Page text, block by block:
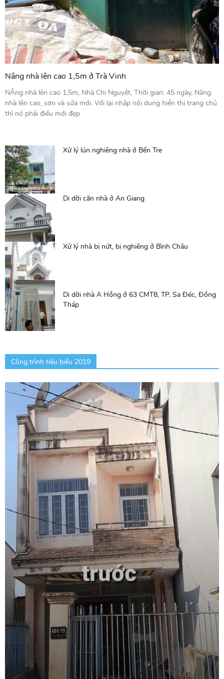
Nâng nhà lên cao 1,5m ở Trà Vinh
NÂng nhà lên cao 1,5m, Nhà Chị Nguyệt, Thời gian: 45 ngày, Nâng
nhà lên cao, sơn và sửa mới. Với lại nhập nội dung hiển thị trang chủ
thì nó phải điều mới đẹp
Xử lý lún nghiêng nhà ở Bến Tre
Di dời căn nhà ở An Giang
Xử lý nhà bị nứt, bị nghiêng ở Bình Châu
Di dời nhà A Hồng ở 63 CMT8, TP. Sa Đéc, Đồng
Tháp
Công trình tiêu biểu 2019